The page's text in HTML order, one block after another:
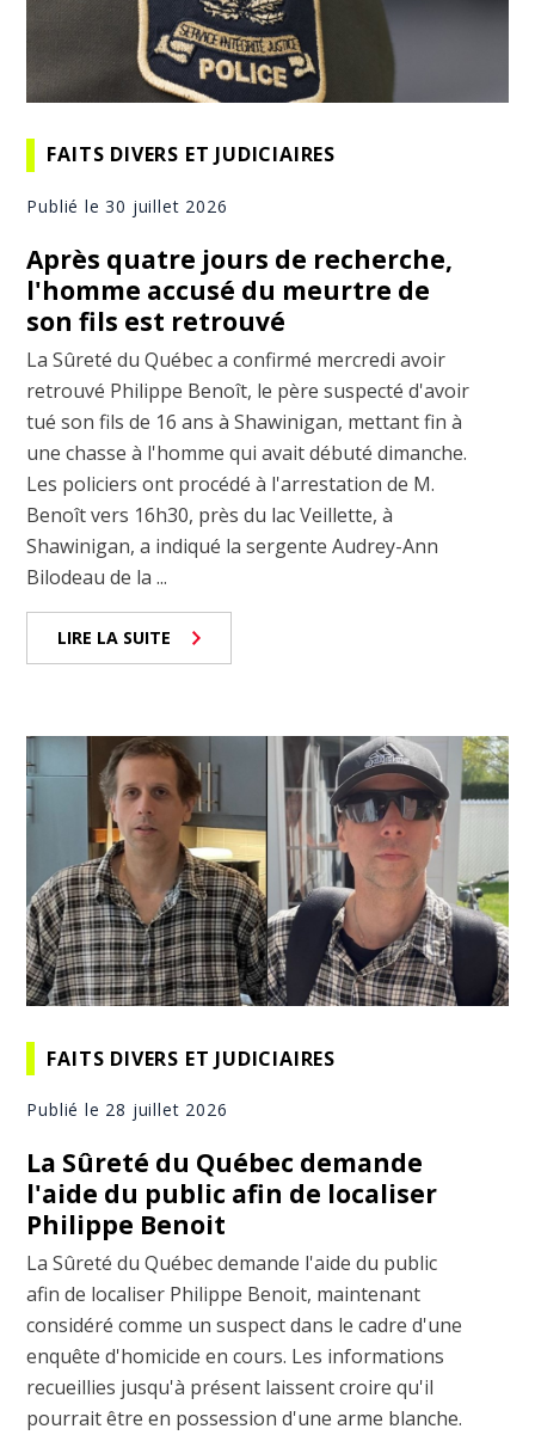
FAITS DIVERS ET JUDICIAIRES
Publié le 30 juillet 2026
Après quatre jours de recherche,
l'homme accusé du meurtre de
son fils est retrouvé
La Sûreté du Québec a confirmé mercredi avoir
retrouvé Philippe Benoît, le père suspecté d'avoir
tué son fils de 16 ans à Shawinigan, mettant fin à
une chasse à l'homme qui avait débuté dimanche.
Les policiers ont procédé à l'arrestation de M.
Benoît vers 16h30, près du lac Veillette, à
Shawinigan, a indiqué la sergente Audrey-Ann
Bilodeau de la ...
LIRE LA SUITE
FAITS DIVERS ET JUDICIAIRES
Publié le 28 juillet 2026
La Sûreté du Québec demande
l'aide du public afin de localiser
Philippe Benoit
La Sûreté du Québec demande l'aide du public
afin de localiser Philippe Benoit, maintenant
considéré comme un suspect dans le cadre d'une
enquête d'homicide en cours. Les informations
recueillies jusqu'à présent laissent croire qu'il
pourrait être en possession d'une arme blanche.